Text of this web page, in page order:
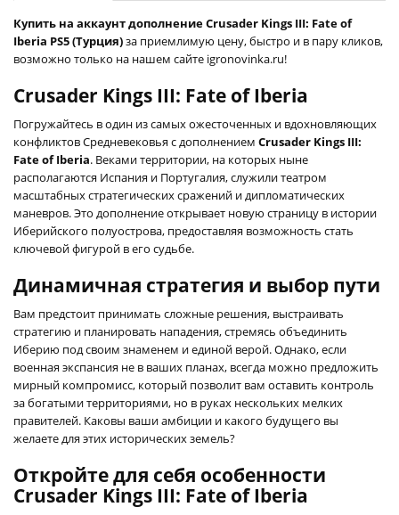
Купить на аккаунт дополнение Crusader Kings III: Fate of
Iberia PS5 (Турция)за приемлимую цену, быстро и в пару кликов,
возможно только на нашем сайте igronovinka.ru!
Crusader Kings III: Fate of Iberia
Погружайтесь в один из самых ожесточенных и вдохновляющих
конфликтов Средневековья с дополнением Crusader Kings III:
Fate of Iberia. Веками территории, на которых ныне
располагаются Испания и Португалия, служили театром
масштабных стратегических сражений и дипломатических
маневров. Это дополнение открывает новую страницу в истории
Иберийского полуострова, предоставляя возможность стать
ключевой фигурой в его судьбе.
Динамичная стратегия и выбор пути
Вам предстоит принимать сложные решения, выстраивать
стратегию и планировать нападения, стремясь объединить
Иберию под своим знаменем и единой верой. Однако, если
военная экспансия не в ваших планах, всегда можно предложить
мирный компромисс, который позволит вам оставить контроль
за богатыми территориями, но в руках нескольких мелких
правителей. Каковы ваши амбиции и какого будущего вы
желаете для этих исторических земель?
Откройте для себя особенности
Crusader Kings III: Fate of Iberia